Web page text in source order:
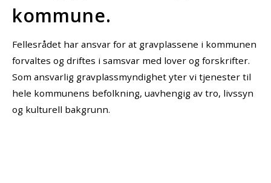
GRAVFERD
kommune.
Fellesrådet har ansvar for at gravplassene i kommunen
forvaltes og driftes i samsvar med lover og forskrifter.
Som ansvarlig gravplassmyndighet yter vi tjenester til
hele kommunens befolkning, uavhengig av tro, livssyn
og kulturell bakgrunn.